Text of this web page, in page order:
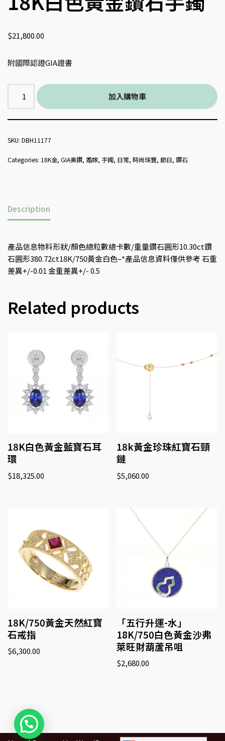
$21,800.00
附國際認證GIA證書
加入購物車
SKU: DBH11177
Categories: 18K金, GIA美鑽, 婚嫁, 手鐲, 日常, 時尚珠寶, 節日, 鑽石
Description
產品信息物料形狀/顏色總粒數總卡數/重量鑽石圓形10.30ct鑽
石圓形380.72ct18K/750黃金白色–*產品信息資料僅供參考 石重
差異+/-0.01 金重差異+/- 0.5
Related products
18K白色黃金藍寶石耳
環
$18,325.00
18k黃金珍珠紅寶石頸
鏈
$5,060.00
18K/750黃金天然紅寶
石戒指
$6,300.00
「五行升運-水」
18K/750白色黃金沙弗
萊旺財葫蘆吊咀
$2,680.00